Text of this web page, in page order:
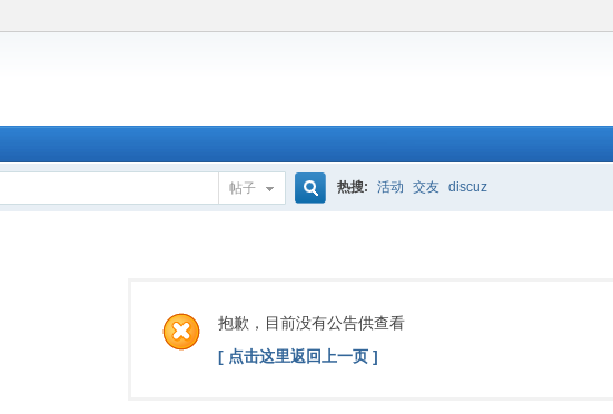
帖子
索
热搜: 活动 交友 discuz
抱歉，目前没有公告供查看
[ 点击这里返回上一页 ]